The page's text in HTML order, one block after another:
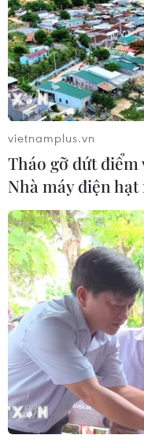
Gibraltar từ
tàu chở dầu Iran
18/08/2019 14:00
Chính quyền
không thể thực hiện
của Liên minh châu Âu
Tàu chở dầu
vietnamplus.vn
Tháo gỡ dứt điểm
Nhà máy điện